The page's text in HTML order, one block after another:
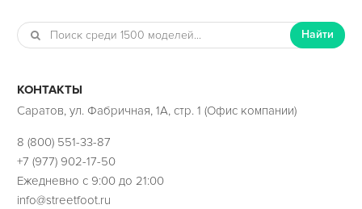
Найти
КОНТАКТЫ
Саратов, ул. Фабричная, 1А, стр. 1 (Офис компании)
8 (800) 551-33-87
+7 (977) 902-17-50
Ежедневно с 9:00 до 21:00
info@streetfoot.ru